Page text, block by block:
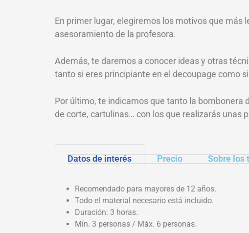
En primer lugar, elegiremos los motivos que más
asesoramiento de la profesora.
Además, te daremos a conocer ideas y otras
tanto si eres principiante en el decoupage como
Por último, te indicamos que tanto la bombonera
de corte, cartulinas… con los que realizarás unas
Datos de interés Precio Sobre los
Recomendado para mayores de 12 años.
Todo el material necesario está incluido.
Duración: 3 horas.
Mín. 3 personas / Máx. 6 personas.